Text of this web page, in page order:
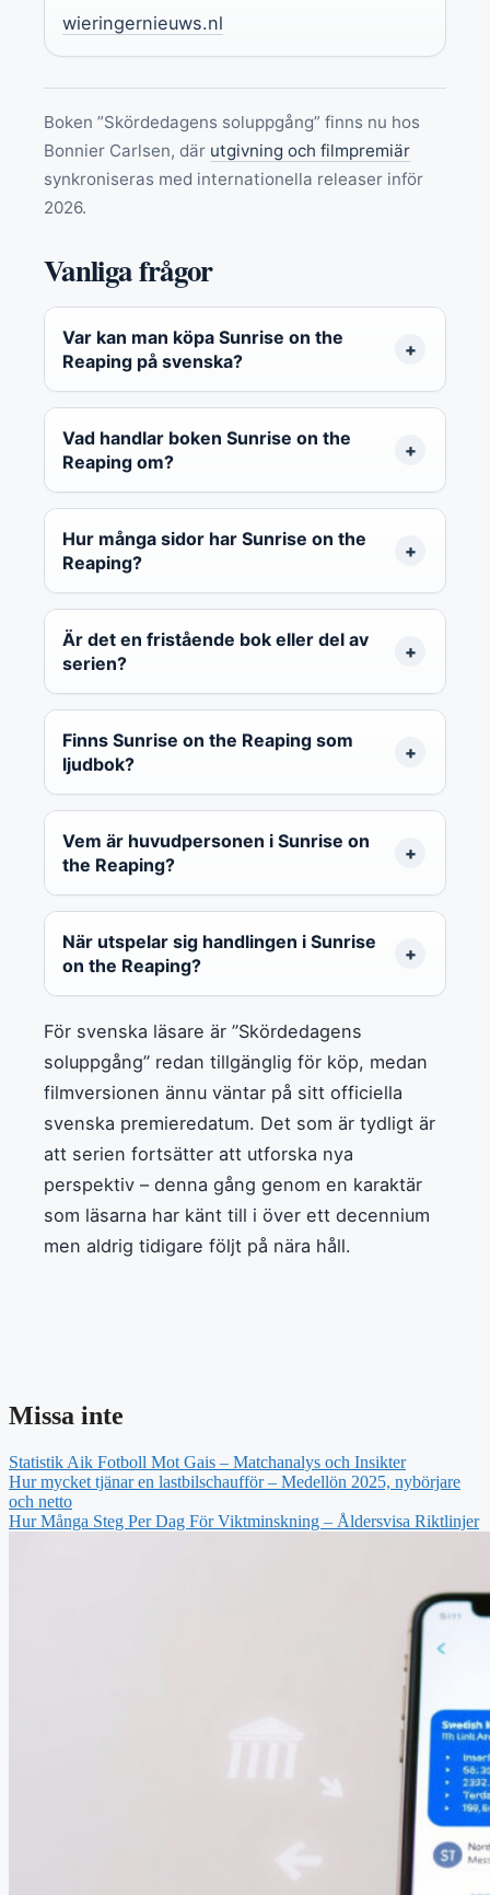
wieringernieuws.nl
Boken ”Skördedagens soluppgång” finns nu hos
Bonnier Carlsen, där utgivning och filmpremiär
synkroniseras med internationella releaser inför
2026.
Vanliga frågor
Var kan man köpa Sunrise on the
Reaping på svenska?
Vad handlar boken Sunrise on the
Reaping om?
Hur många sidor har Sunrise on the
Reaping?
Är det en fristående bok eller del av
serien?
Finns Sunrise on the Reaping som
ljudbok?
Vem är huvudpersonen i Sunrise on
the Reaping?
När utspelar sig handlingen i Sunrise
on the Reaping?
För svenska läsare är ”Skördedagens
soluppgång” redan tillgänglig för köp, medan
filmversionen ännu väntar på sitt officiella
svenska premieredatum. Det som är tydligt är
att serien fortsätter att utforska nya
perspektiv – denna gång genom en karaktär
som läsarna har känt till i över ett decennium
men aldrig tidigare följt på nära håll.
Missa inte
Statistik Aik Fotboll Mot Gais – Matchanalys och Insikter
Hur mycket tjänar en lastbilschaufför – Medellön 2025, nybörjare
och netto
Hur Många Steg Per Dag För Viktminskning – Åldersvisa Riktlinjer